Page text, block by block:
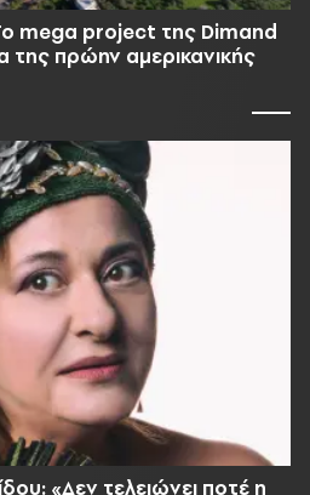
mega project της Dimand
της πρώην αμερικανικής
«Δεν τελειώνει ποτέ η